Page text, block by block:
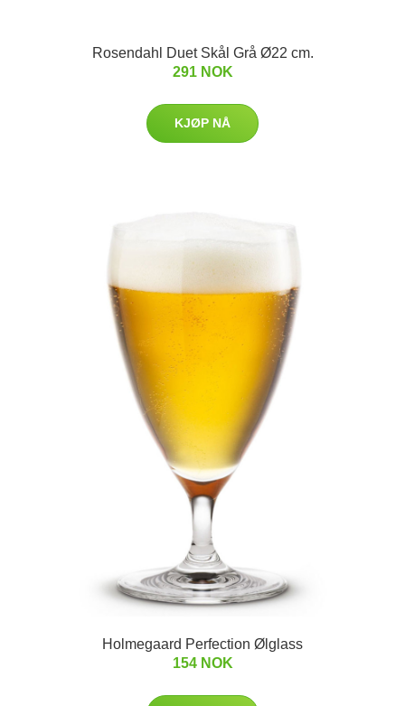
Rosendahl Duet Skål Grå Ø22 cm.
291 NOK
KJØP NÅ
Holmegaard Perfection Ølglass
154 NOK